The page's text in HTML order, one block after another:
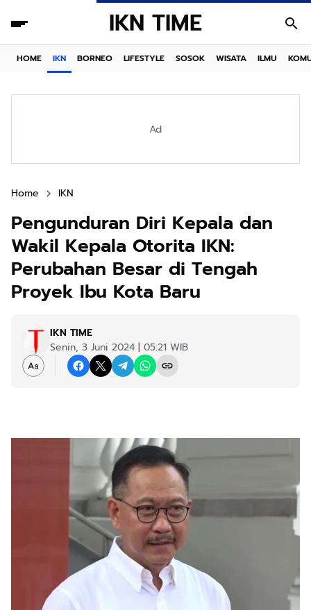
IKN TIME
HOME IKN BORNEO LIFESTYLE SOSOK WISATA ILMU
Ad
Home IKN
Pengunduran Diri Kepala dan
Wakil Kepala Otorita IKN:
Perubahan Besar di Tengah
Proyek Ibu Kota Baru
IKN TIME
Senin, 3 Juni 2024 | 05:21 WIB